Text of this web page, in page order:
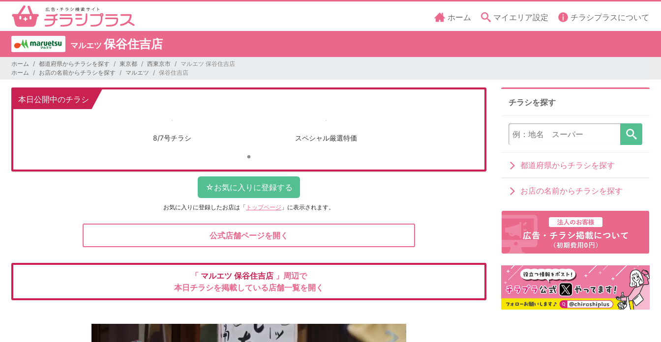
ホーム マイエリア設定 チラシプラスについて
マルエツ 保谷住吉店
ホーム 都道府県からチラシを探す 東京都 西東京市
マルエツ 保谷住吉店
ホーム
お店の名前からチラシを探す マルエツ 保谷住吉店
本日公開中のチラシ
8/7号チラシ スペシャル厳選特価
お気に入りに登録したお店は 「 トップページ 」に表示されます。
公式店舗ページを開く
「 マルエツ 保谷住吉店 」周辺で
本日チラシを掲載している店舗一覧を開く
チラシを探す
都道府県からチラシを探す
お店の名前からチラシを探す